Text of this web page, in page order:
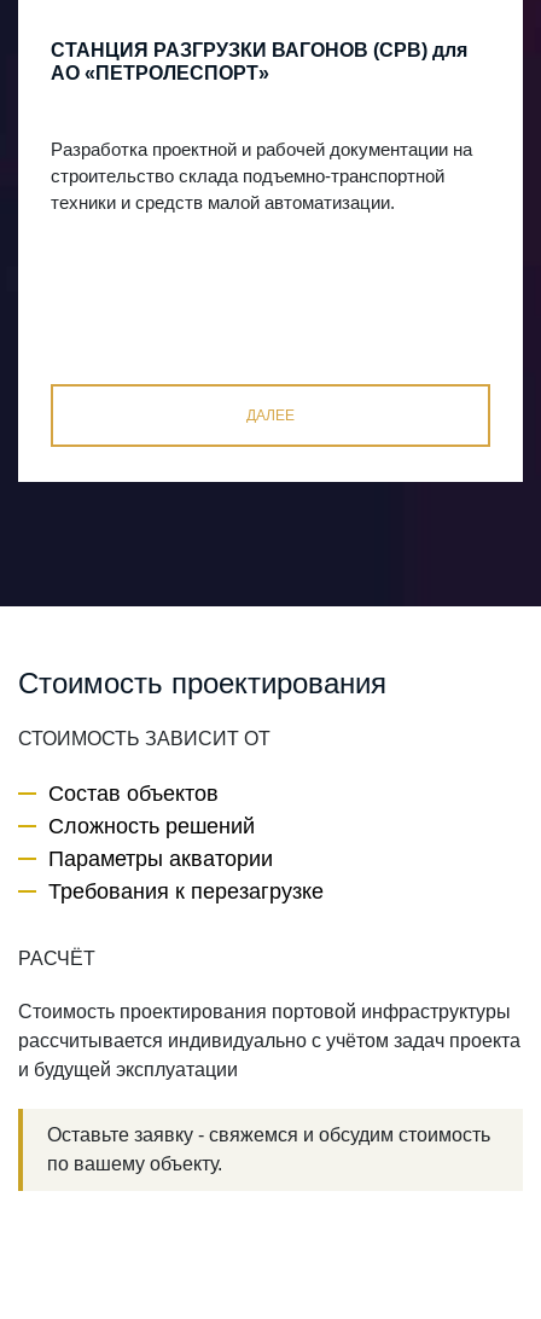
СТАНЦИЯ РАЗГРУЗКИ ВАГОНОВ (СРВ) для
АО «ПЕТРОЛЕСПОРТ»
Разработка проектной и рабочей документации на
строительство склада подъемно-транспортной
техники и средств малой автоматизации.
ДАЛЕЕ
Стоимость проектирования
СТОИМОСТЬ ЗАВИСИТ ОТ
Состав объектов
Сложность решений
Параметры акватории
Требования к перезагрузке
РАСЧЁТ
Стоимость проектирования портовой инфраструктуры
рассчитывается индивидуально с учётом задач проекта
и будущей эксплуатации
Оставьте заявку - свяжемся и обсудим стоимость
по вашему объекту.